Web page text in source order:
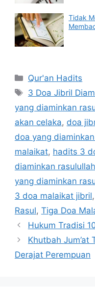
Tidak
Categories
Qur'an Hadits
Tags
3 Doa Jibril
yang diaminkan
akan celaka, doa
doa yang
malaikat, hadits 3
diaminkan rasulullah
yang diaminkan
3 doa malaikat jibril,
Rasul, Tiga Doa
Hukum Tradisi
Khutbah Jum’at
Derajat Perempuan